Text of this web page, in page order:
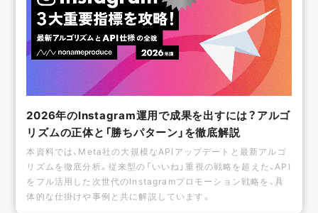
2026年のInstagram運用で成果を出すには？アルゴ
リズムの正体と「勝ちパターン」を徹底解説
本資料では、Meta社の大規模なAPIアップデートと最新アルゴ
リズムを徹底分析。従来型の「いいね」重視の戦略を超えた、API
をフル活用した次世代のInstagramプロモーション戦略を、具
体的な仕掛けや事例と共に解説しています。